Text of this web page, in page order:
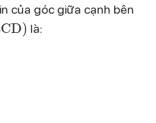
của góc giữa cạnh bên
)
là: